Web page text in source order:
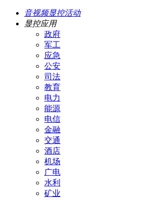
音视频显控活动
显控应用
政府
军工
应急
公安
司法
教育
电力
能源
电信
金融
交通
酒店
机场
广电
水利
矿业